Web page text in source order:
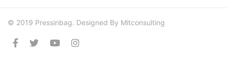
© 2019 Pressinbag. Designed By Mitconsulting